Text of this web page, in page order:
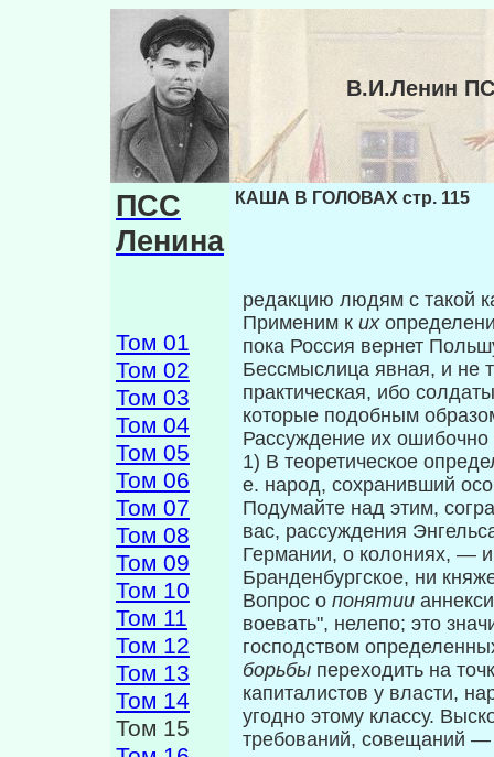
В.И.Ленин
ПСС
Ленина
Том 01
Том 02
Том 03
Том 04
Том 05
Том 06
Том 07
Том 08
Том 09
Том 10
Том 11
Том 12
Том 13
Том 14
Том 15
КАША В ГОЛОВАХ стр. 115
редакцию людям с такой
Применим к их
пока Россия вернет
Бессмыслица явная, и не
практическая, ибо
которые подобным
Рассуждение их ошибочно
1) В теоретическое
е. на­род, сохранивший
Подумайте над этим,
вас, рассуждения
Германии, о колониях, — и
Бранденбургское, ни
Вопрос о понятии
воевать", нелепо; это
господством
борьбы переходить на
капиталистов у власти,
угодно этому классу.
требований, совещаний